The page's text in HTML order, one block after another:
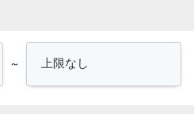
～